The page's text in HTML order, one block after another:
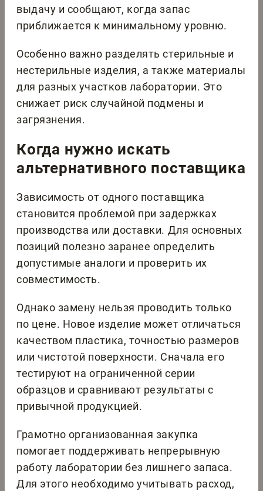
выдачу и сообщают, когда запас
приближается к минимальному уровню.
Особенно важно разделять стерильные и
нестерильные изделия, а также материалы
для разных участков лаборатории. Это
снижает риск случайной подмены и
загрязнения.
Когда нужно искать
альтернативного поставщика
Зависимость от одного поставщика
становится проблемой при задержках
производства или доставки. Для основных
позиций полезно заранее определить
допустимые аналоги и проверить их
совместимость.
Однако замену нельзя проводить только
по цене. Новое изделие может отличаться
качеством пластика, точностью размеров
или чистотой поверхности. Сначала его
тестируют на ограниченной серии
образцов и сравнивают результаты с
привычной продукцией.
Грамотно организованная закупка
помогает поддерживать непрерывную
работу лаборатории без лишнего запаса.
Для этого необходимо учитывать расход,